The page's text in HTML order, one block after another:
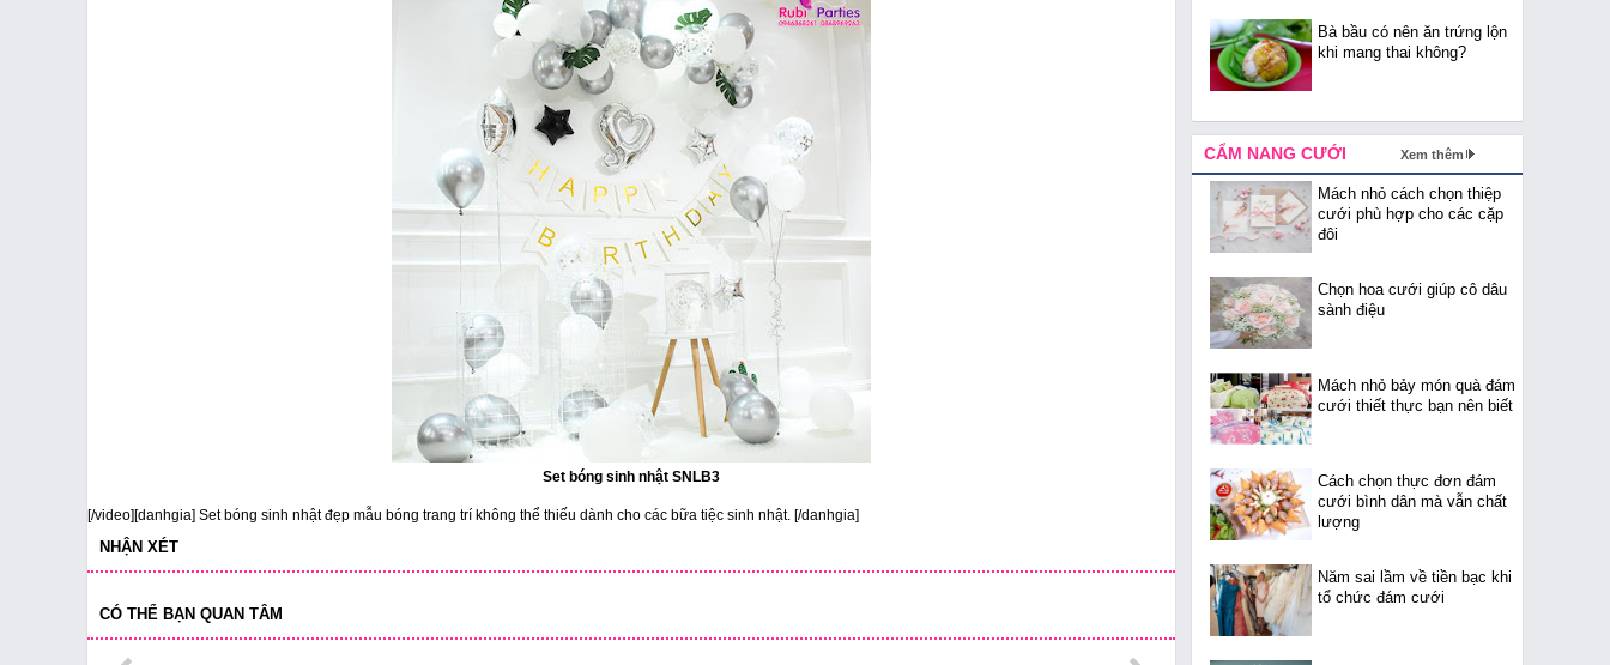
Set bóng sinh nhật SNLB3
[/video][danhgia] Set bóng sinh nhật đẹp mẫu bóng trang trí không thể thiếu dành cho các bữa tiệc sinh nhật. [/danhgia]
NHẬN XÉT
CÓ THỂ BẠN QUAN TÂM
Bà bầu có nên ăn trứng lộn
khi mang thai không?
CẨM NANG CƯỚI Xem thêm
Mách nhỏ cách chọn thiệp
cưới phù hợp cho các cặp
đôi
Chọn hoa cưới giúp cô dâu
sành điệu
Mách nhỏ bảy món quà đám
cưới thiết thực bạn nên biết
Cách chọn thực đơn đám
cưới bình dân mà vẫn chất
lượng
Năm sai lầm về tiền bạc khi
tổ chức đám cưới